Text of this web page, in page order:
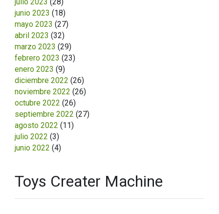
junio 2023 (18)
mayo 2023 (27)
abril 2023 (32)
marzo 2023 (29)
febrero 2023 (23)
enero 2023 (9)
diciembre 2022 (26)
noviembre 2022 (26)
octubre 2022 (26)
septiembre 2022 (27)
agosto 2022 (11)
julio 2022 (3)
junio 2022 (4)
Toys Creater Machine